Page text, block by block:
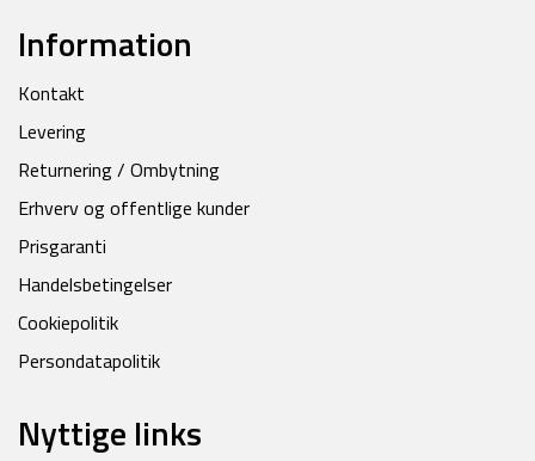
Information
Kontakt
Levering
Returnering / Ombytning
Erhverv og offentlige kunder
Prisgaranti
Handelsbetingelser
Cookiepolitik
Persondatapolitik
Nyttige links